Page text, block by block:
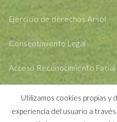
Ejercicio de derechos Arsol
Consentimiento Legal
Acceso Reconocimiento Facial
Utilizamos cookies propias y
experiencia del usuario a